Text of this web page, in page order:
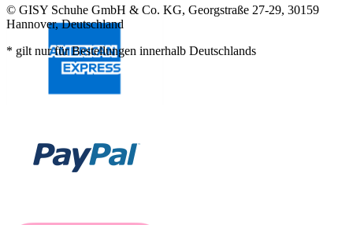
© GISY Schuhe GmbH & Co. KG, Georgstraße 27-29, 30159
Hannover, Deutschland
* gilt nur für Bestellungen innerhalb Deutschlands